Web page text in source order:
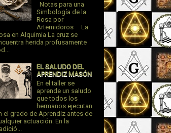
Notas para una
Simbología de la
Rosa por
Artemidoros La
en Alquimia La cruz se
herida profusamente
EL SALUDO DEL
APRENDIZ MASÓN
En el taller se
aprende un saludo
que todos los
hermanos ejecutan
el grado de Aprendiz antes de
actuación. En la